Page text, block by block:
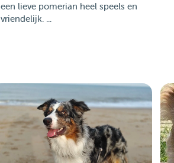
een lieve pomerian heel speels en
vriendelijk. ...